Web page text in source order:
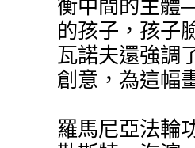
衡中間的主體
的孩子，孩子
瓦諾夫還強調
創意，為這幅
羅馬尼亞法輪